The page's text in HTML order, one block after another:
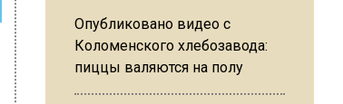
Опубликовано видео с
Коломенского хлебозавода:
пиццы валяются на полу